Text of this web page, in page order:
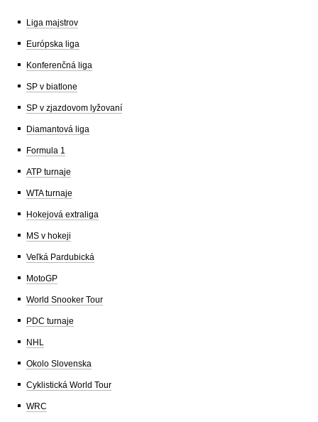
Liga majstrov
Európska liga
Konferenčná liga
SP v biatlone
SP v zjazdovom lyžovaní
Diamantová liga
Formula 1
ATP turnaje
WTA turnaje
Hokejová extraliga
MS v hokeji
Veľká Pardubická
MotoGP
World Snooker Tour
PDC turnaje
NHL
Okolo Slovenska
Cyklistická World Tour
WRC